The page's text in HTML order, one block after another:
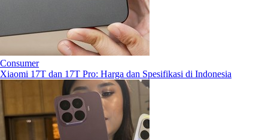
Consumer
Xiaomi 17T dan 17T Pro: Harga dan Spesifikasi di Indonesia